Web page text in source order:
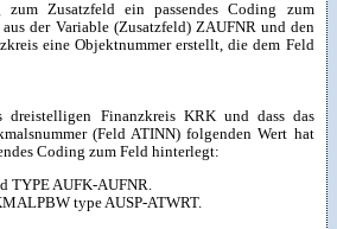
Zusatzfeld ein passendes Coding zum
der Variable (Zusatzfeld) ZAUFNR und den
eine Objektnummer erstellt, die dem Feld
dreistelligen Finanzkreis KRK und dass das
(Feld ATINN) folgenden Wert hat
Coding zum Feld hinterlegt:
TYPE AUFK-AUFNR.
type AUSP-ATWRT.